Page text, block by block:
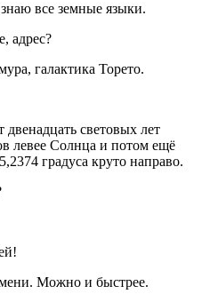
все земные языки.
адрес?
галактика Торето.
световых лет
левее Солнца и потом ещё
градуса круто направо.
Можно и быстрее.